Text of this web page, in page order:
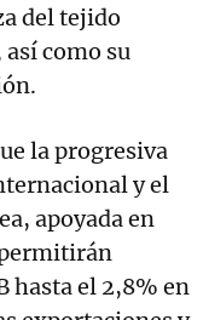
del tejido
como su
la progresiva
y el
apoyada en
hasta el 2,8% en